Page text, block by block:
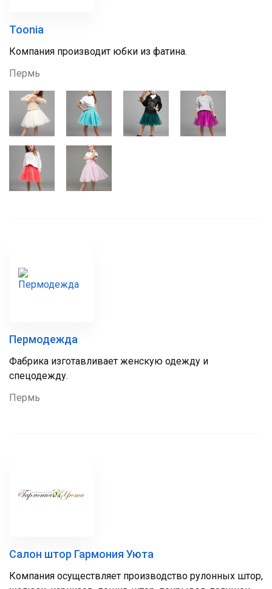
Toonia
Компания производит юбки из фатина.
Пермь
Пермодежда
Фабрика изготавливает женскую одежду и
спецодежду.
Пермь
Салон штор Гармония Уюта
Компания осуществляет производство рулонных штор,